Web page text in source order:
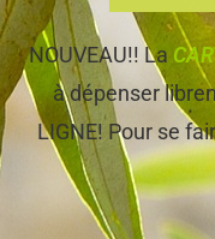
NOUVEAU!! La
à dépenser
LIGNE! Pour se